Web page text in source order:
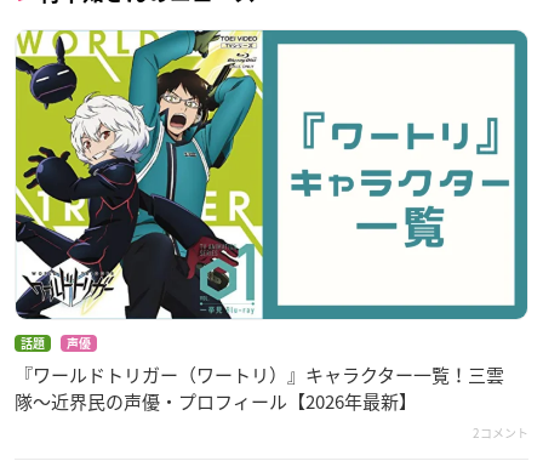
宇宙戦艦ヤマト2205
新たなる旅立ち 前
章―TAKE OFF―
京塚みや子
特別上映版 ワールド
トリガー 2ndシーズ
空閑遊真
機動戦士ガンダムNT
ミシェル・ルオ
話題 声優
『ワールドトリガー（ワートリ）』キャラクター一覧！三雲
隊〜近界民の声優・プロフィール【2026年最新】
2コメント